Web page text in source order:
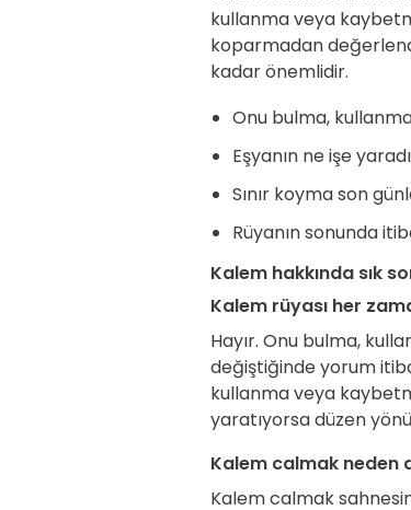
kullanma veya
koparmadan
kadar önemlidir.
Onu bulma,
Eşyanın ne işe
Sınır koyma son
Rüyanın sonunda
Kalem hakkında sık
Kalem rüyası her
Hayır. Onu bulma,
değiştiğinde yorum
kullanma veya
yaratıyorsa düzen
Kalem calmak neden
Kalem calmak